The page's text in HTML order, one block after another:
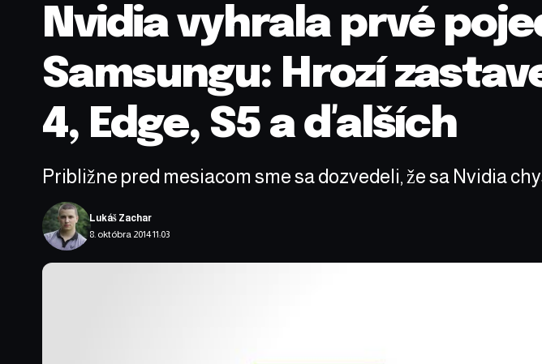
Nvidia vyhrala prvé
Samsungu: Hrozí
4, Edge, S5 a ďalších
Približne pred mesiacom sme sa dozvedeli, že sa Nvidia
8. októbra 2014 11:03
Lukáš Zachar